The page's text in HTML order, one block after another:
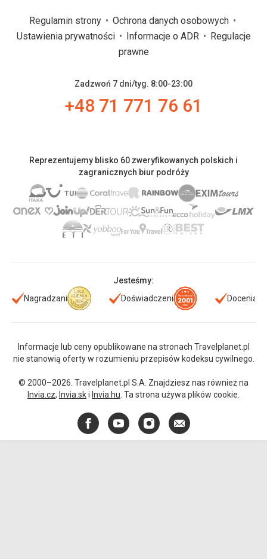
Regulamin strony
Ochrona danych osobowych
Ustawienia prywatności
Informacje o ADR
Regulacje
prawne
Zadzwoń 7 dni/tyg. 8:00-23:00
+48 71 771 76 61
Reprezentujemy blisko 60 zweryfikowanych polskich i
zagranicznych biur podróży
Jesteśmy:
Nagradzani
Doświadczeni Doceniani
Informacje lub ceny opublikowane na stronach Travelplanet.pl
nie stanowią oferty w rozumieniu przepisów kodeksu cywilnego.
© 2000–2026. Travelplanet.pl S.A. Znajdziesz nas również na
Invia.cz, Invia.ski Invia.hu . Ta strona używa plików cookie.
FacebookYouTubeInstagram
E-
mail